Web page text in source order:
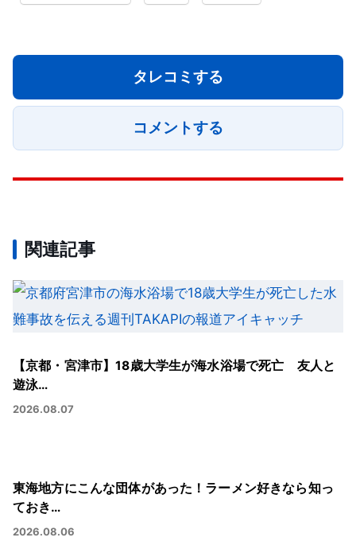
タレコミする
コメントする
関連記事
【京都・宮津市】18歳大学生が海水浴場で死亡 友人と
遊泳…
2026.08.07
東海地方にこんな団体があった！ラーメン好きなら知っ
ておき…
2026.08.06